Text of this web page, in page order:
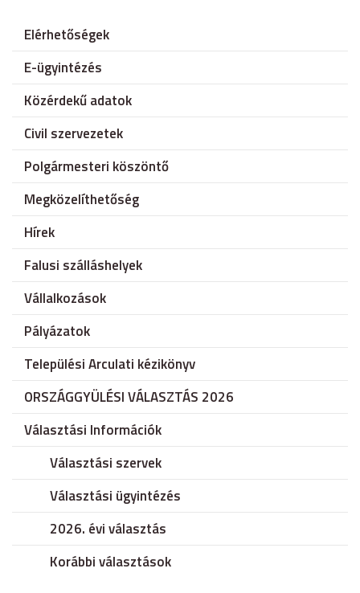
Elérhetőségek
E-ügyintézés
Közérdekű adatok
Civil szervezetek
Polgármesteri köszöntő
Megközelíthetőség
Hírek
Falusi szálláshelyek
Vállalkozások
Pályázatok
Települési Arculati kézikönyv
ORSZÁGGYÜLÉSI VÁLASZTÁS 2026
Választási Információk
Választási szervek
Választási ügyintézés
2026. évi választás
Korábbi választások